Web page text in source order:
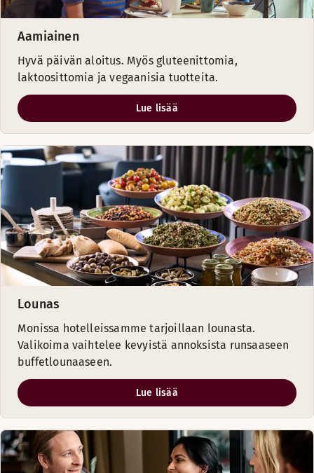
Aamiainen
Hyvä päivän aloitus. Myös gluteenittomia,
laktoosittomia ja vegaanisia tuotteita.
Lue lisää
Lounas
Monissa hotelleissamme tarjoillaan lounasta.
Valikoima vaihtelee kevyistä annoksista runsaaseen
buffetlounaaseen.
Lue lisää